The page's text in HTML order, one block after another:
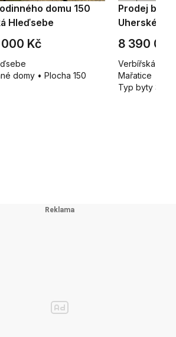
domu 150
Hleďsebe
000 Kč
domy • Plocha 150
Prodej bytu
Uherské
8 390 000
Verbířská,
Mařatice
Typ byty 3+kk